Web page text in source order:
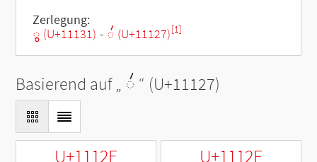
Zerlegung:
◌𑄱 (U+11131) - ◌𑄧 (U+11127)[1]
Basierend auf „ ◌𑄧 “ (U+11127)
U+1112E U+1112F